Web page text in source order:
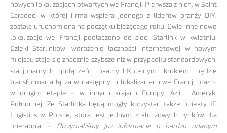
nowych lokalizacjach otwartych we Francji. Pierwsza z nich, w Saint
Caradec, w której firma wspiera jednego z liderów branży DIY,
została uruchomiona na początku bieżącego roku. Dwie inne nowe
lokalizacje we Francji podłączono do sieci Starlink w kwietniu.
Dzięki Starlinkowi wdrożenie łączności internetowej w nowym
miejscu staje się znacznie szybsze niż w przypadku standardowych,
stacjonarnych połączeń lokalnychKolejnym krokiem będzie
transformacja łącza w następnych lokalizacjach we Francji oraz –
w drugim etapie – w innych krajach Europy, Azji i Ameryki
Północnej. Ze Starlinka będą mogły korzystać także obiekty ID
Logistics w Polsce, która jest jednym z kluczowych rynków dla
operatora. – Otrzymaliśmy już informacje o bardzo udanym